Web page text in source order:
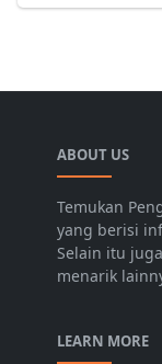
ABOUT US
Temukan
yang berisi
Selain itu
menarik
LEARN MORE